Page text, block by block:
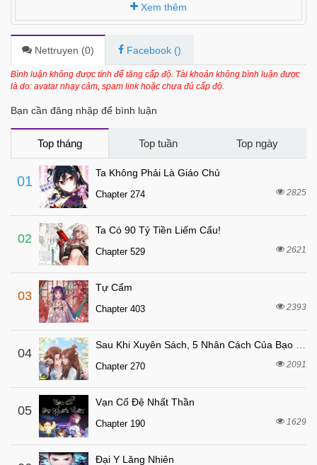
Chapter 14 1 tháng trước
Chapter 13 1 tháng trước
Chapter 12 1 tháng trước
1 tháng trước
Chapter 9 1 tháng trước
Chapter 8
Chapter 7
Chapter 6
Chapter 5 1 tháng trước
Chapter 4
Chapter 3
Chapter 2
Chapter 1 1 tháng trước
Xem thêm
Nettruyen (0) Facebook ()
Bình luận không được tính để tăng cấp độ. Tài khoản không bình luận được
là do: avatar nhạy cảm, spam link hoặc chưa đủ cấp độ.
Bạn cần đăng nhập để bình luận
Top tháng Top tuần Top ngày
01
Ta Không Phải Là Giáo Chủ
Chapter 274 2825
02
Ta Có 90 Tỷ Tiền Liếm Cẩu!
Chapter 529 2621
03
Tự Cẩm
Chapter 403 2393
04
Chapter 270 2091
05
Vạn Cổ Đệ Nhất Thần
Chapter 190 1629
Đại Y Lăng Nhiên